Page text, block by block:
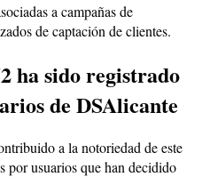
a campañas de
de captación de clientes.
ha sido registrado
de DSAlicante
a la notoriedad de este
por usuarios que han decidido